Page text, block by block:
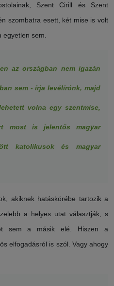
Szent Cirill és Szent
szombatra esett, két mise is volt
sem.
az országban nem igazán
sem - írja levélírónk, majd
volna egy szentmise,
most is jelentős magyar
katolikusok és magyar
akiknek hatáskörébe tartozik a
a helyes utat választják, s
sem a másik elé. Hiszen a
elfogadásról is szól. Vagy ahogy